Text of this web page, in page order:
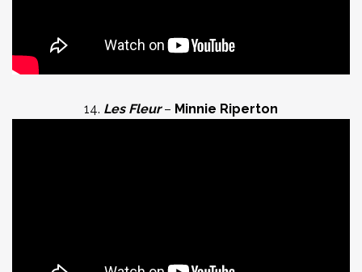
14. Les Fleur– Minnie Riperton